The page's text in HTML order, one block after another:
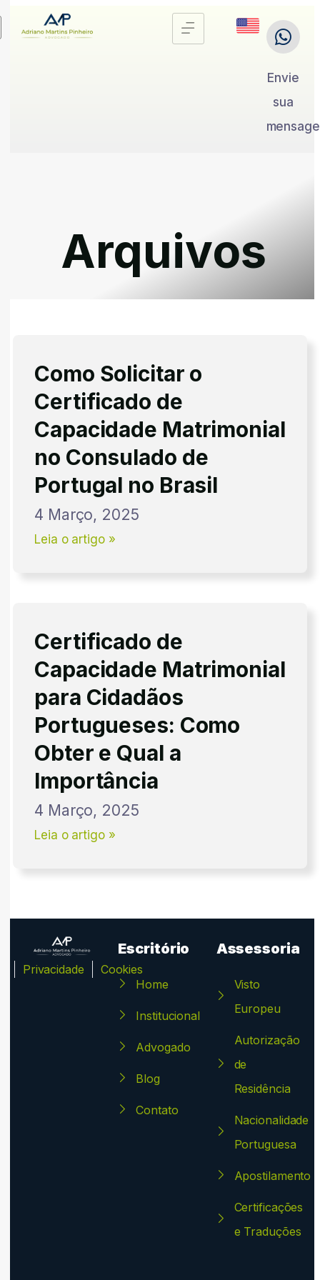
Envie
sua
Arquivos
Como Solicitar o
Certificado de
Capacidade Matrimonial
no Consulado de
Portugal no Brasil
4 Março, 2025
Leia o artigo »
Certificado de
Capacidade Matrimonial
para Cidadãos
Portugueses: Como
Obter e Qual a
Importância
4 Março, 2025
Leia o artigo »
Privacidade Cookies
Escritório
Home
Institucional
Advogado
Blog
Contato
Assessoria
Visto
Europeu
Autorização
de
Residência
Nacionalidade
Portuguesa
Apostilamento
Certificações
e Traduções